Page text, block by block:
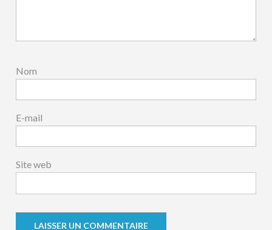
Nom
E-mail
Site web